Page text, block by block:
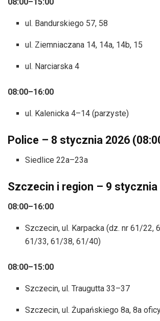
ul. Bandurskiego 57, 58
ul. Ziemniaczana 14, 14a, 14b, 15
ul. Narciarska 4
08:00–16:00
ul. Kalenicka 4–14 (parzyste)
Police – 8 stycznia 2026
Siedlice 22a–23a
Szczecin i region – 9 stycznia
08:00–16:00
Szczecin, ul. Karpacka (dz. nr 61/22,
61/33, 61/38, 61/40)
08:00–15:00
Szczecin, ul. Traugutta 33–37
Szczecin, ul. Żupańskiego 8a, 8a